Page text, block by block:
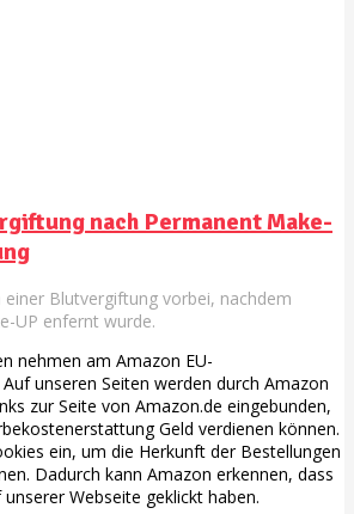
nach Permanent Make-
einer Blutvergiftung vorbei, nachdem
UP enfernt wurde.
nehmen am Amazon EU-
unseren Seiten werden durch Amazon
zur Seite von Amazon.de eingebunden,
Geld verdienen können.
ein, um die Herkunft der Bestellungen
Dadurch kann Amazon erkennen, dass
Webseite geklickt haben.